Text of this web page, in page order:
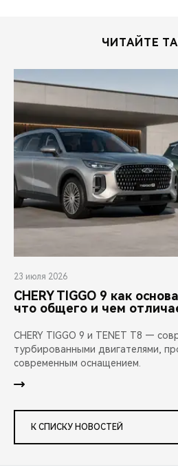
ЧИТАЙТЕ
23 июля 2026
CHERY TIGGO 9 как
что общего и чем
CHERY TIGGO 9 и TENET T8 —
турбированными двигателями,
современным оснащением.
К СПИСКУ НОВОСТЕЙ